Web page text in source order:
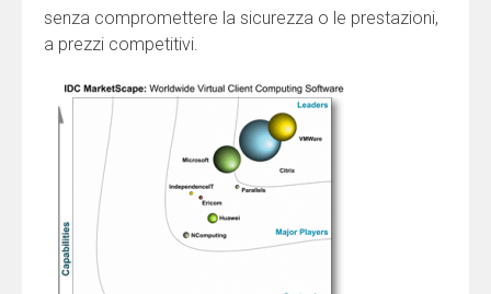
senza compromettere la sicurezza o le prestazioni,
a prezzi competitivi.